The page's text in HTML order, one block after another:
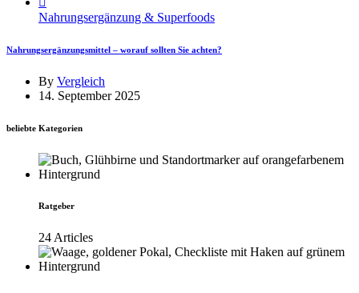
Nahrungsergänzung & Superfoods
Nahrungsergänzungsmittel – worauf sollten Sie achten?
By Vergleich
14. September 2025
beliebte Kategorien
Ratgeber
24 Articles